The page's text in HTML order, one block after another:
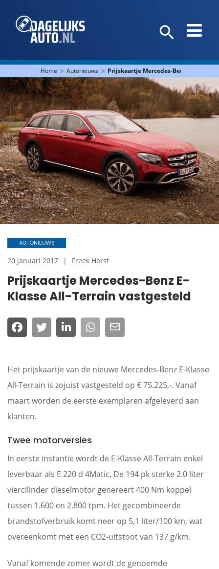
Home > Autonieuws > Prijskaartje Mercedes-Benz E-Klasse
Prijskaartje Mercedes-Benz E-
Klasse All-Terrain vastgesteld
AUTONIEUWS
20 januari 2017 Freek Horst
Het prijskaartje van de nieuwe Mercedes-Benz E-Klasse
All-Terrain is zojuist vastgesteld op € 75.225,-. Vanaf
maart worden de eerste exemplaren afgeleverd aan
klanten.
Twee motorversies
In eerste instantie wordt de E-Klasse All-Terrain enkel
leverbaar als E 220 d 4Matic. De 194 pk sterke 2.0 liter
viercilinder dieselmotor genereert 400 Nm koppel
tussen 1.600 en 2.800 tpm. Het gecombineerde
brandstofverbruik komt neer op 5,1 liter/100 km, wat
overeenkomt met een CO2-uitstoot van 137 g/km.
Vanaf komende zomer wordt de genoemde